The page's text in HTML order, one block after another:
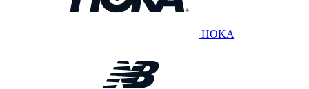
HOKA